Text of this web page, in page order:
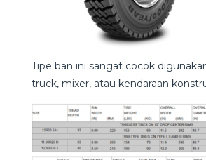
Tipe ban ini sangat cocok
truck, mixer, atau kendaraan